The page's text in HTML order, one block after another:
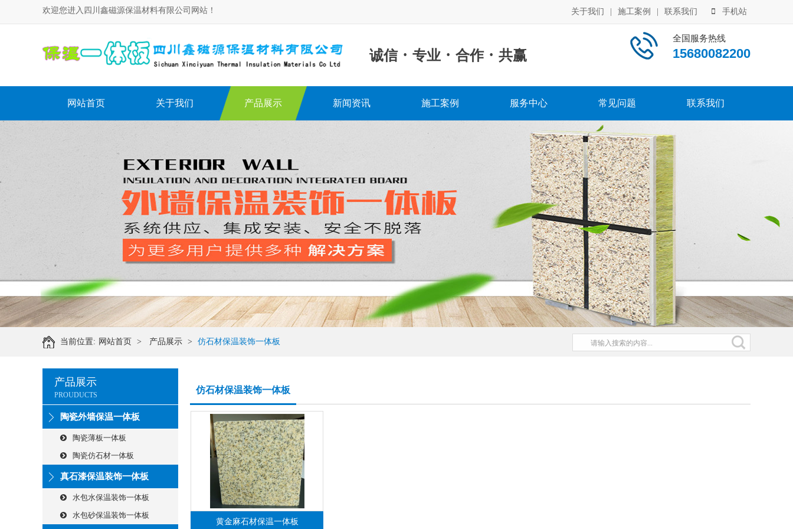
欢迎您进入四川鑫磁源保温材料有限公司网站！ 关于我们 施工案例 联系我们 手机站
诚信 · 专业 · 合作 · 共赢
全国服务热线
15680082200
网站首页 关于我们 产品展示 新闻资讯 施工案例 服务中心 常见问题 联系我们
当前位置: 网站首页 > 产品展示 > 仿石材保温装饰一体板
产品展示
PROUDUCTS
陶瓷外墙保温一体板
陶瓷薄板一体板
陶瓷仿石材一体板
真石漆保温装饰一体板
水包水保温装饰一体板
水包砂保温装饰一体板
仿石材保温装饰一体板
黄金麻石材保温一体板